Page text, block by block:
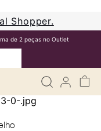
Shopper.
de 2 peças no Outlet